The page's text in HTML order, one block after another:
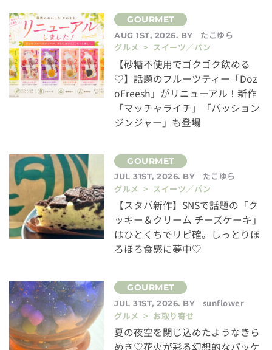
AUG 1ST, 2026. BY
たこゆら
グルメ > スイーツ／パン
【砂糖不使用でゴクゴク飲める
♡】話題のフルーツティー「Doz
oFreesh」がリニューアル！新作
「マッチャライチ」「パッション
ジンジャー」も登場
JUL 31ST, 2026. BY
たこゆら
グルメ > スイーツ／パン
【スタバ新作】SNSで話題の「ク
ッキー＆クリーム チーズケーキ」
はひとくちでリピ確。しっとりほ
ろほろ食感に夢中♡
JUL 31ST, 2026. BY
sunflower
グルメ > お取り寄せ
夏の夜空を閉じ込めたようなきら
めき♡花火が彩る幻想的なパッケ